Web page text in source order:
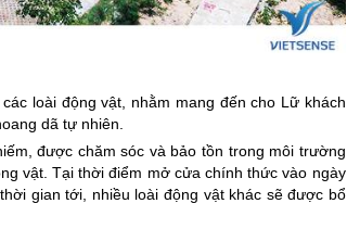
loài động vật, nhằm mang đến cho Lữ khách
dã tự nhiên.
được chăm sóc và bảo tồn trong môi trường
vật. Tại thời điểm mở cửa chính thức vào ngày
gian tới, nhiều loài động vật khác sẽ được bổ